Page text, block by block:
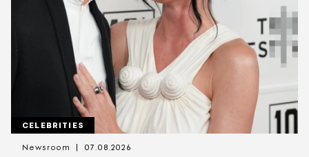
CELEBRITIES
Newsroom 07.08.2026